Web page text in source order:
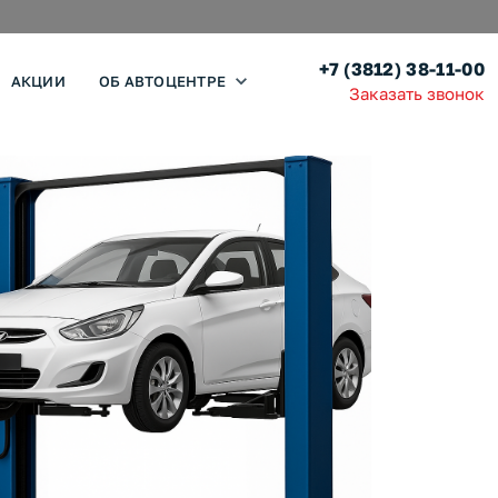
АКЦИИ ОБ АВТОЦЕНТРЕ
+7 (3812) 38-11-00
Заказать звонок